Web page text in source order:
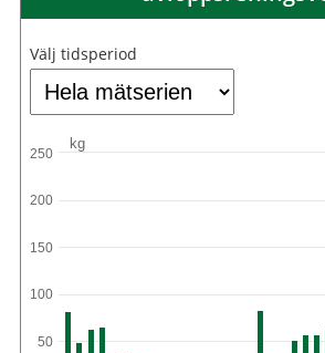
Välj tidsperiod
kg
50
100
150
200
250